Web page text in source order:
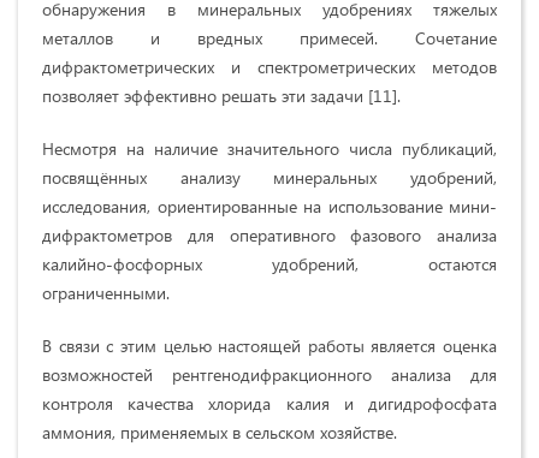
обнаружения в минеральных удобрениях тяжелых
металлов и вредных примесей. Сочетание
дифрактометрических и спектрометрических методов
позволяет эффективно решать эти задачи [11].
Несмотря на наличие значительного числа публикаций,
посвящённых анализу минеральных удобрений,
исследования, ориентированные на использование мини-
дифрактометров для оперативного фазового анализа
калийно-фосфорных удобрений, остаются
ограниченными.
В связи с этим целью настоящей работы является оценка
возможностей рентгенодифракционного анализа для
контроля качества хлорида калия и дигидрофосфата
аммония, применяемых в сельском хозяйстве.